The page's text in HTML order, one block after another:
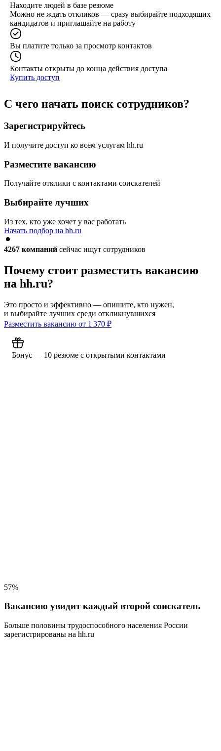
Находите людей в базе резюме
Можно не ждать откликов — сразу выбирайте подходящих
кандидатов и приглашайте на работу
Вы платите только за просмотр контактов
Контакты открыты до конца действия доступа
Купить доступ
С чего начать поиск сотрудников?
Зарегистрируйтесь
И получите доступ ко всем услугам hh.ru
Разместите вакансию
Получайте отклики с контактами соискателей
Выбирайте лучших
Из тех, кто уже хочет у вас работать
Начать подбор на hh.ru
4267 компаний сейчас ищут сотрудников
Почему стоит разместить вакансию
на hh.ru?
Это просто и эффективно — опишите, кто нужен,
и выбирайте лучших среди откликнувшихся
Разместить вакансию от 1 370 ₽
Бонус — 10 резюме с открытыми контактами
57%
Вакансию увидит каждый второй соискатель
Больше половины трудоспособного населения России
зарегистрированы на hh.ru